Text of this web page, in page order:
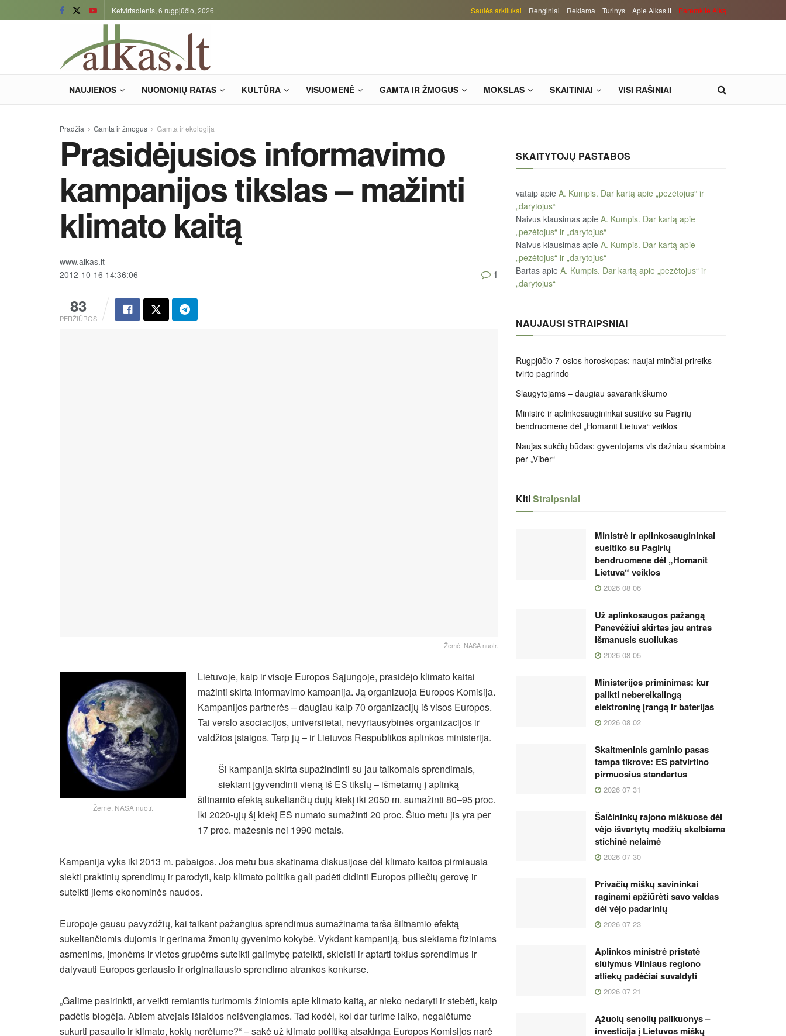
Ketvirtadienis, 6 rugpjūčio, 2026 Saulės arkliukai Renginiai Reklama Turinys Apie Alkas.lt Paremkite Alką
NAUJIENOS NUOMONIŲ RATAS KULTŪRA VISUOMENĖ GAMTA IR ŽMOGUS MOKSLAS SKAITINIAI VISI RAŠINIAI
Pradžia Gamta ir žmogus Gamta ir ekologija
Prasidėjusios informavimo
kampanijos tikslas – mažinti
klimato kaitą
www.alkas.lt
2012-10-16 14:36:06
83
PERŽIŪROS
1
Žemė. NASA nuotr.
Žemė. NASA nuotr.
Lietuvoje, kaip ir visoje Europos Sąjungoje, prasidėjo klimato kaitai
mažinti skirta informavimo kampanija. Ją organizuoja Europos Komisija.
Kampanijos partnerės – daugiau kaip 70 organizacijų iš visos Europos.
Tai verslo asociacijos, universitetai, nevyriausybinės organizacijos ir
valdžios įstaigos. Tarp jų – ir Lietuvos Respublikos aplinkos ministerija.
Ši kampanija skirta supažindinti su jau taikomais sprendimais,
siekiant įgyvendinti vieną iš ES tikslų – išmetamų į aplinką
šiltnamio efektą sukeliančių dujų kiekį iki 2050 m. sumažinti 80–95 proc.
Iki 2020-ųjų šį kiekį ES numato sumažinti 20 proc. Šiuo metu jis yra per
17 proc. mažesnis nei 1990 metais.
Kampanija vyks iki 2013 m. pabaigos. Jos metu bus skatinama diskusijose dėl klimato kaitos pirmiausia
siekti praktinių sprendimų ir parodyti, kaip klimato politika gali padėti didinti Europos piliečių gerovę ir
suteikti jiems ekonominės naudos.
Europoje gausu pavyzdžių, kai taikant pažangius sprendimus sumažinama tarša šiltnamio efektą
sukeliančiomis dujomis ir gerinama žmonių gyvenimo kokybė. Vykdant kampaniją, bus siekiama fiziniams
asmenims, įmonėms ir vietos grupėms suteikti galimybę pateikti, skleisti ir aptarti tokius sprendimus ir
dalyvauti Europos geriausio ir originaliausio sprendimo atrankos konkurse.
„Galime pasirinkti, ar veikti remiantis turimomis žiniomis apie klimato kaitą, ar nieko nedaryti ir stebėti, kaip
padėtis blogėja. Abiem atvejais išlaidos neišvengiamos. Tad kodėl, kol dar turime laiko, negalėtume
sukurti pasaulio ir klimato, kokių norėtume?“ – sakė už klimato politiką atsakinga Europos Komisijos narė
SKAITYTOJŲ PASTABOS
vataip apie A. Kumpis. Dar kartą apie „pezėtojus“ ir
„darytojus“
Naivus klausimas apie A. Kumpis. Dar kartą apie
„pezėtojus“ ir „darytojus“
Naivus klausimas apie A. Kumpis. Dar kartą apie
„pezėtojus“ ir „darytojus“
Bartas apie A. Kumpis. Dar kartą apie „pezėtojus“ ir
„darytojus“
NAUJAUSI STRAIPSNIAI
Rugpjūčio 7-osios horoskopas: naujai minčiai prireiks
tvirto pagrindo
Slaugytojams – daugiau savarankiškumo
Ministrė ir aplinkosaugininkai susitiko su Pagirių
bendruomene dėl „Homanit Lietuva“ veiklos
Naujas sukčių būdas: gyventojams vis dažniau skambina
per „Viber“
KitiStraipsniai
Ministrė ir aplinkosaugininkai
susitiko su Pagirių
bendruomene dėl „Homanit
Lietuva“ veiklos
2026 08 06
Už aplinkosaugos pažangą
Panevėžiui skirtas jau antras
išmanusis suoliukas
2026 08 05
Ministerijos priminimas: kur
palikti nebereikalingą
elektroninę įrangą ir baterijas
2026 08 02
Skaitmeninis gaminio pasas
tampa tikrove: ES patvirtino
pirmuosius standartus
2026 07 31
Šalčininkų rajono miškuose dėl
vėjo išvartytų medžių skelbiama
stichinė nelaimė
2026 07 30
Privačių miškų savininkai
raginami apžiūrėti savo valdas
dėl vėjo padarinių
2026 07 23
Aplinkos ministrė pristatė
siūlymus Vilniaus regiono
atliekų padėčiai suvaldyti
2026 07 21
Ąžuolų senolių palikuonys –
investicija į Lietuvos miškų